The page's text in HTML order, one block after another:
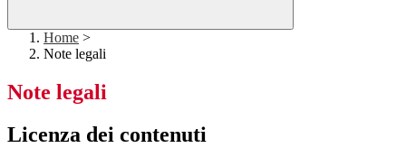
Home >
Note legali
Note legali
Licenza dei contenuti